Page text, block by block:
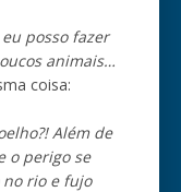
posso fazer
animais…
coisa:
Além de
o perigo se
rio e fujo